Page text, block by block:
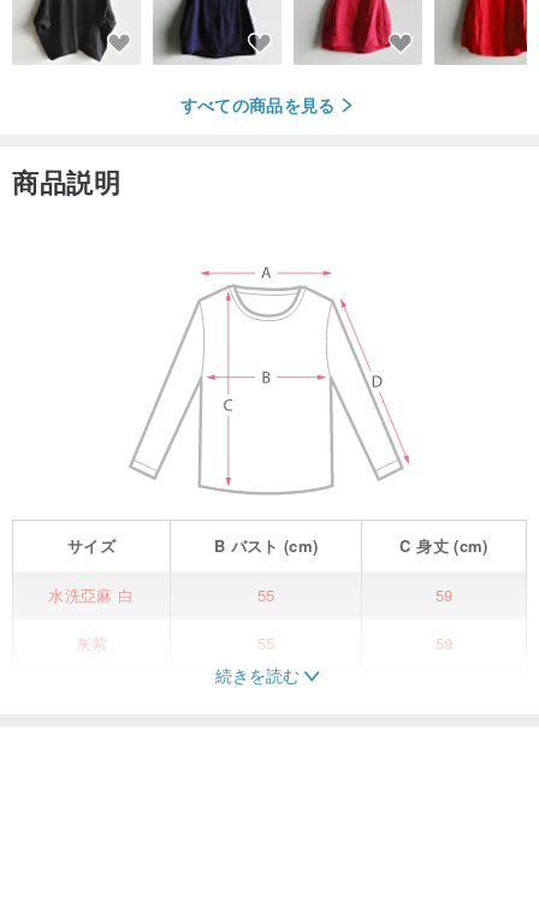
すべての商品を見る
商品説明
サイズ B バスト (cm) C身丈(cm)
水洗亞麻 白 55 59
灰紫 55 59
55
続きを読む